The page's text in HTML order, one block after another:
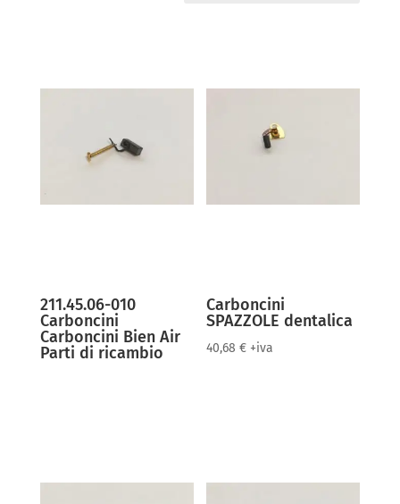
211.45.06-010
Carboncini
Carboncini Bien Air
Parti di ricambio
Carboncini
SPAZZOLE dentalica
40,68€ +iva